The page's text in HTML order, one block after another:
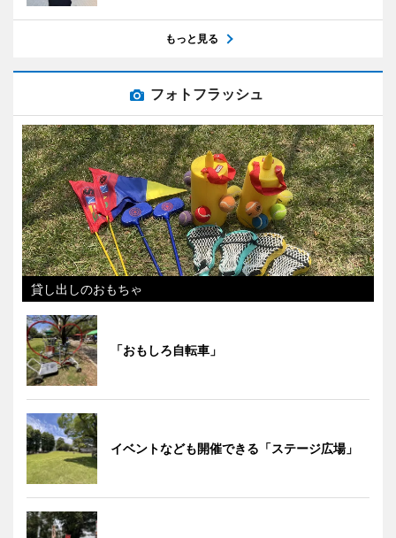
もっと見る
フォトフラッシュ
貸し出しのおもちゃ
「おもしろ自転車」
イベントなども開催できる「ステージ広場」